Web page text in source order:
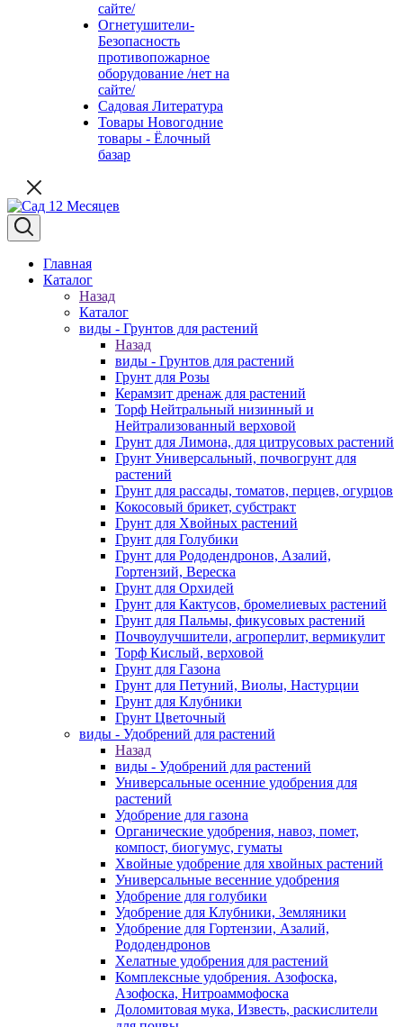
сайте/
Огнетушители-
Безопасность
противопожарное
оборудование /нет на
сайте/
Садовая Литература
Товары Новогодние
товары - Ёлочный
базар
Главная
Каталог
Назад
Каталог
виды - Грунтов для растений
Назад
виды - Грунтов для растений
Грунт для Розы
Керамзит дренаж для растений
Торф Нейтральный низинный и
Нейтрализованный верховой
Грунт для Лимона, для цитрусовых растений
Грунт Универсальный, почвогрунт для
растений
Грунт для рассады, томатов, перцев, огурцов
Кокосовый брикет, субстракт
Грунт для Хвойных растений
Грунт для Голубики
Грунт для Рододендронов, Азалий,
Гортензий, Вереска
Грунт для Орхидей
Грунт для Кактусов, бромелиевых растений
Грунт для Пальмы, фикусовых растений
Почвоулучшители, агроперлит, вермикулит
Торф Кислый, верховой
Грунт для Газона
Грунт для Петуний, Виолы, Настурции
Грунт для Клубники
Грунт Цветочный
виды - Удобрений для растений
Назад
виды - Удобрений для растений
Универсальные осенние удобрения для
растений
Удобрение для газона
Органические удобрения, навоз, помет,
компост, биогумус, гуматы
Хвойные удобрение для хвойных растений
Универсальные весенние удобрения
Удобрение для голубики
Удобрение для Клубники, Земляники
Удобрение для Гортензии, Азалий,
Рододендронов
Хелатные удобрения для растений
Комплексные удобрения. Азофоска,
Азофоска, Нитроаммофоска
Доломитовая мука, Известь, раскислители